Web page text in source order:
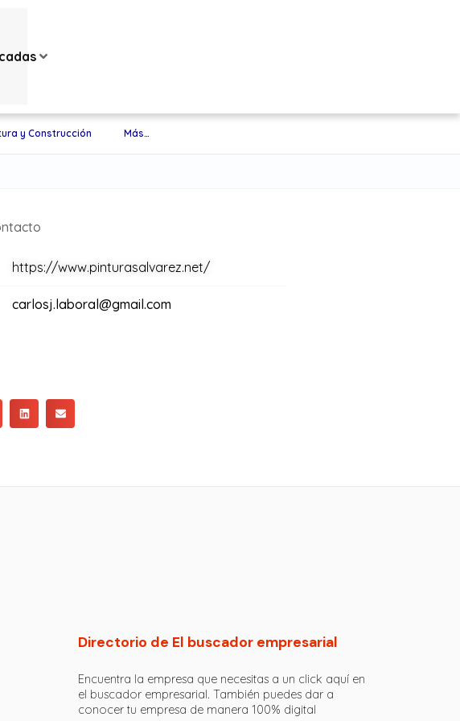
y Construcción Más…
https://www.pinturasalvarez.net/
carlosj.laboral@gmail.com
Directorio de El buscador empresarial
Encuentra la empresa que necesitas a un click aquí en
el buscador empresarial. También puedes dar a
conocer tu empresa de manera 100% digital